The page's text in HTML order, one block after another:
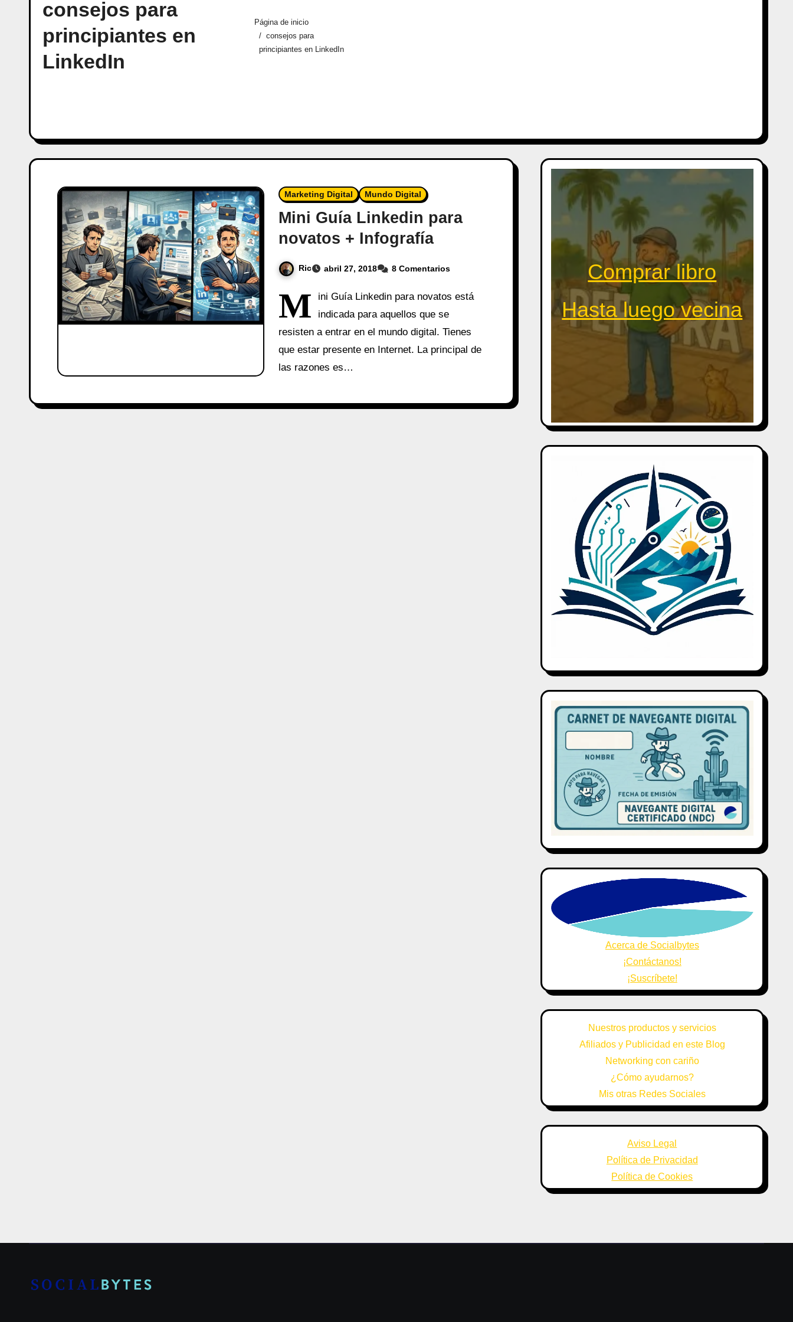
consejos para
principiantes en
LinkedIn
Página de inicio
consejos para
principiantes en LinkedIn
Marketing Digital Mundo Digital
Mini Guía Linkedin para
novatos + Infografía
Ric abril 27, 2018 8 Comentarios
M
ini Guía Linkedin para novatos está
indicada para aquellos que se
resisten a entrar en el mundo digital. Tienes
que estar presente en Internet. La principal de
las razones es…
Comprar libro
Hasta luego vecina
Acerca de Socialbytes
¡Contáctanos!
¡Suscríbete!
Nuestros productos y servicios
Afiliados y Publicidad en este Blog
Networking con cariño
¿Cómo ayudarnos?
Mis otras Redes Sociales
Aviso Legal
Política de Privacidad
Política de Cookies